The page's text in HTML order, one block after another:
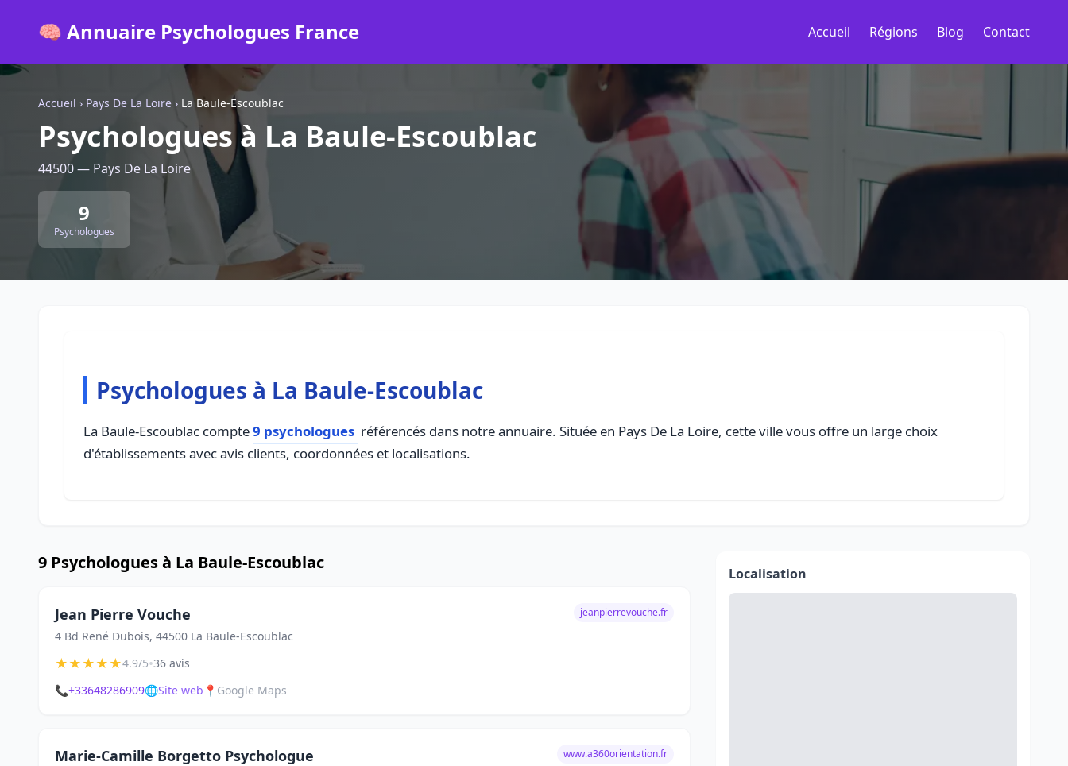
🧠 Annuaire Psychologues France Accueil Régions Blog Contact
Accueil › Pays De La Loire › La Baule-Escoublac
Psychologues à La Baule-Escoublac
44500 — Pays De La Loire
9
Psychologues
Psychologues à La Baule-Escoublac
La Baule-Escoublac compte9 psychologues référencés dans notre annuaire. Située en Pays De La Loire, cette ville vous offre un large choix
d'établissements avec avis clients, coordonnées et localisations.
9 Psychologues à La Baule-Escoublac
Jean Pierre Vouche
4 Bd René Dubois, 44500 La Baule-Escoublac
jeanpierrevouche.fr
★★★★★4.9/5•36 avis
📞+33648286909🌐Site web 📍 Google Maps
Marie-Camille Borgetto Psychologue www.a360orientation.fr
Localisation